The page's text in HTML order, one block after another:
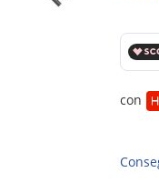
con